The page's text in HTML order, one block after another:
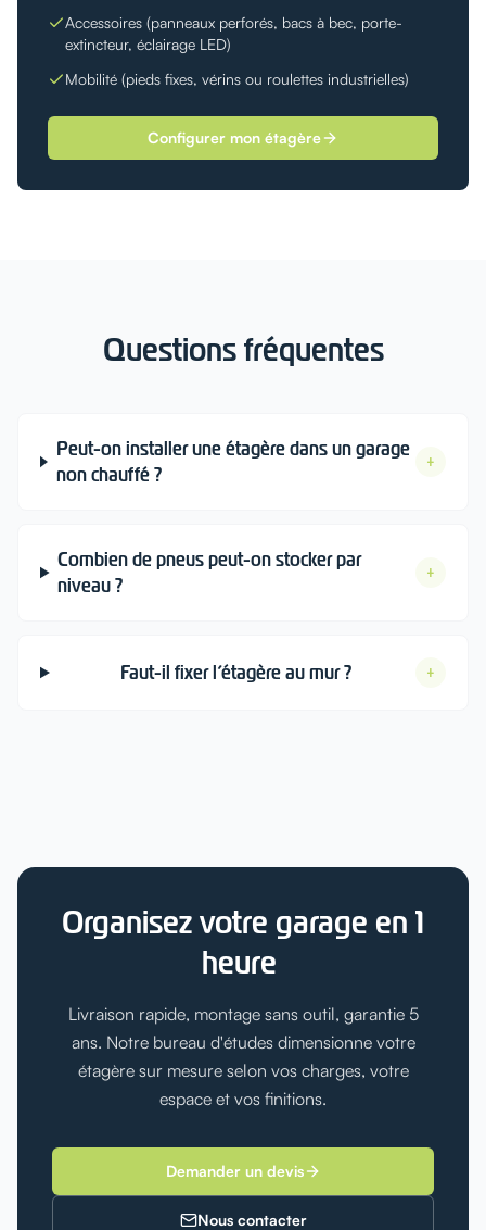
Accessoires (panneaux perforés, bacs à bec, porte-
extincteur, éclairage LED)
Mobilité (pieds fixes, vérins ou roulettes industrielles)
Configurer mon étagère
Questions fréquentes
Peut-on installer une étagère dans un garage
non chauffé ?
+
Combien de pneus peut-on stocker par
niveau ?
+
Faut-il fixer l’étagère au mur ? +
Organisez votre garage en 1
heure
Livraison rapide, montage sans outil, garantie 5
ans. Notre bureau d'études dimensionne votre
étagère sur mesure selon vos charges, votre
espace et vos finitions.
Demander un devis
Nous contacter